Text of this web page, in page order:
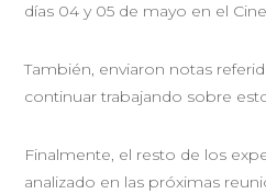
días 04 y 05 de mayo en el
También, enviaron notas
continuar trabajando sobre
Finalmente, el resto de los
analizado en las próximas